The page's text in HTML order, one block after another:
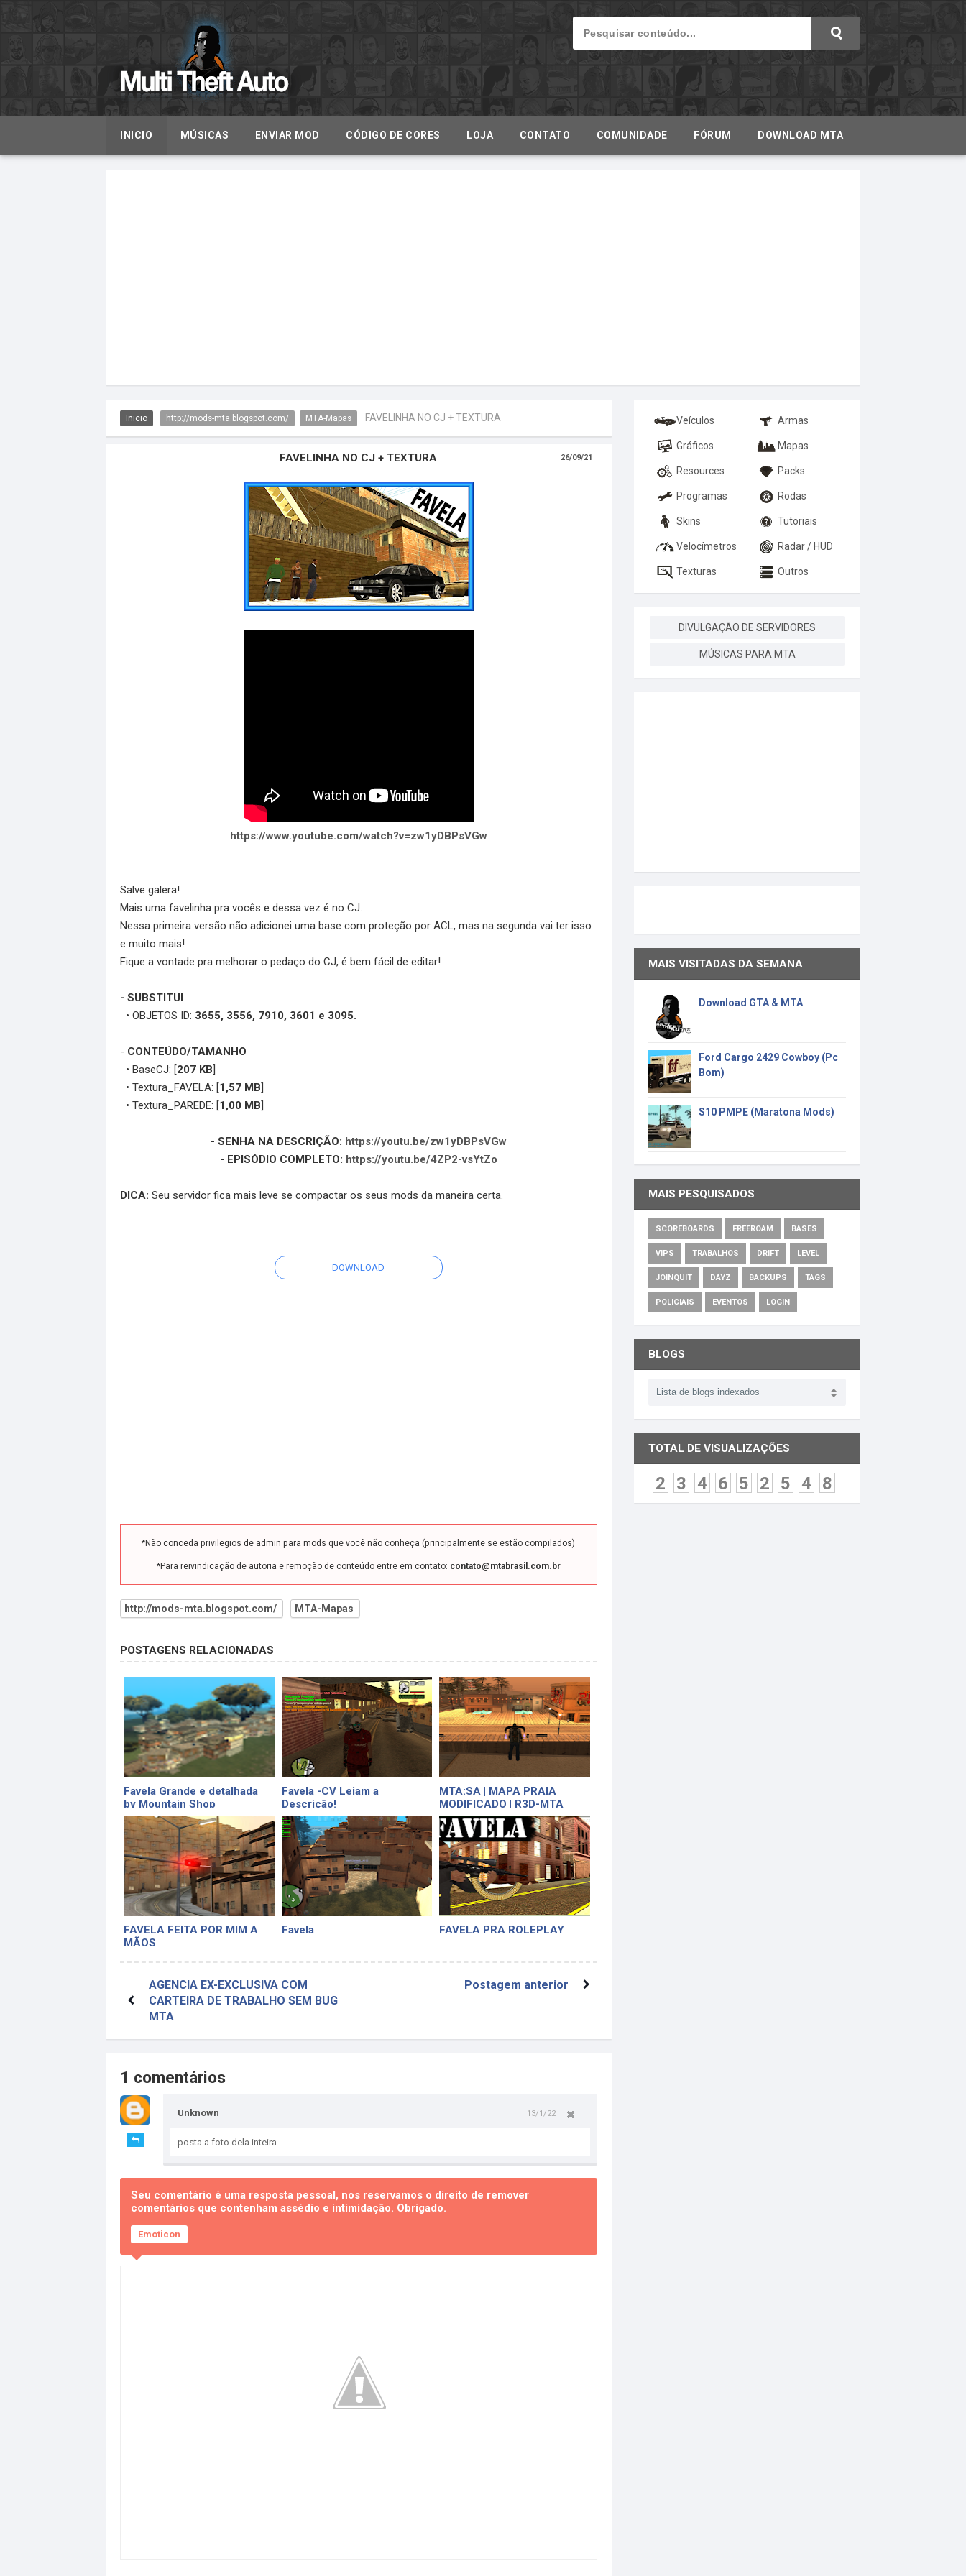
INICIO MÚSICAS ENVIAR MOD CÓDIGO DE CORES LOJA CONTATO COMUNIDADE FÓRUM DOWNLOAD MTA
Inicio http://mods-mta.blogspot.com/ MTA-Mapas FAVELINHA NO CJ + TEXTURA
FAVELINHA NO CJ + TEXTURA 26/09/21
https://www.youtube.com/watch?v=zw1yDBPsVGw
Salve galera!
Mais uma favelinha pra vocês e dessa vez é no CJ.
Nessa primeira versão não adicionei uma base com proteção por ACL, mas na segunda vai ter isso
e muito mais!
Fique a vontade pra melhorar o pedaço do CJ, é bem fácil de editar!
- SUBSTITUI
• OBJETOS ID: 3655, 3556, 7910, 3601 e 3095.
- CONTEÚDO/TAMANHO
• BaseCJ: [207 KB]
• Textura_FAVELA: [1,57 MB]
• Textura_PAREDE: [1,00 MB]
- SENHA NA DESCRIÇÃO: https://youtu.be/zw1yDBPsVGw
- EPISÓDIO COMPLETO: https://youtu.be/4ZP2-vsYtZo
DICA: Seu servidor fica mais leve se compactar os seus mods da maneira certa.
DOWNLOAD
*Não conceda privilegios de admin para mods que você não conheça (principalmente se estão compilados)
*Para reivindicação de autoria e remoção de conteúdo entre em contato: contato@mtabrasil.com.br
http://mods-mta.blogspot.com/ MTA-Mapas
POSTAGENS RELACIONADAS
Favela Grande e detalhada
by Mountain Shop
Favela -CV Leiam a
Descrição!
MTA:SA | MAPA PRAIA
MODIFICADO | R3D-MTA
FAVELA FEITA POR MIM A
MÃOS
Favela FAVELA PRA ROLEPLAY
AGENCIA EX-EXCLUSIVA COM
CARTEIRA DE TRABALHO SEM BUG
MTA
Postagem anterior
1 comentários
Unknown 13/1/22
posta a foto dela inteira
Seu comentário é uma resposta pessoal, nos reservamos o direito de remover
comentários que contenham assédio e intimidação. Obrigado.
Emoticon
Veículos Armas
Gráficos Mapas
Resources Packs
Programas Rodas
Skins Tutoriais
Velocímetros Radar / HUD
Texturas Outros
DIVULGAÇÃO DE SERVIDORES
MÚSICAS PARA MTA
MAIS VISITADAS DA SEMANA
Download GTA & MTA
Ford Cargo 2429 Cowboy (Pc
Bom)
S10 PMPE (Maratona Mods)
MAIS PESQUISADOS
SCOREBOARDS FREEROAM BASES
VIPS TRABALHOS DRIFT LEVEL
JOINQUIT DAYZ BACKUPS TAGS
POLICIAIS EVENTOS LOGIN
BLOGS
TOTAL DE VISUALIZAÇÕES
2 3 4 6 5 2 5 4 8